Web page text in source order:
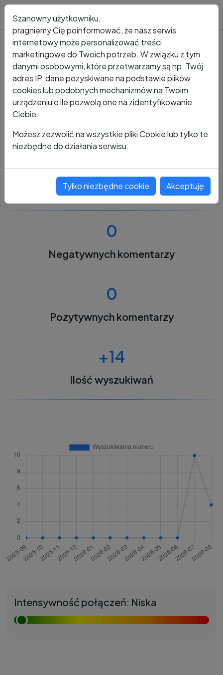
Kto dzwonił? Numer +48 880 470 118
+48 880 470 118
0
Negatywnych komentarzy
0
Pozytywnych komentarzy
+14
Ilość wyszukiwań
Intensywność połączeń: Niska
Szanowny użytkowniku,
pragniemy Cię poinformować, że nasz serwis
internetowy może personalizować treści
marketingowe do Twoich potrzeb. W związku z tym
danymi osobowymi, które przetwarzamy są np. Twój
adres IP, dane pozyskiwane na podstawie plików
cookies lub podobnych mechanizmów na Twoim
urządzeniu o ile pozwolą one na zidentyfikowanie
Ciebie.
Możesz zezwolić na wszystkie pliki Cookie lub tylko te
niezbędne do działania serwisu.
Tylko niezbędne cookie Akceptuję